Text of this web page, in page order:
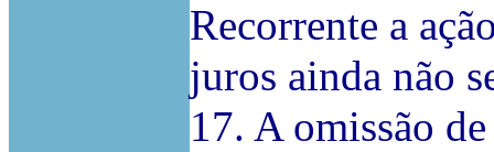
Recorrente a
juros ainda não
17. A omissão